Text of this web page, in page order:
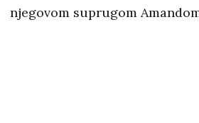
njegovom suprugom